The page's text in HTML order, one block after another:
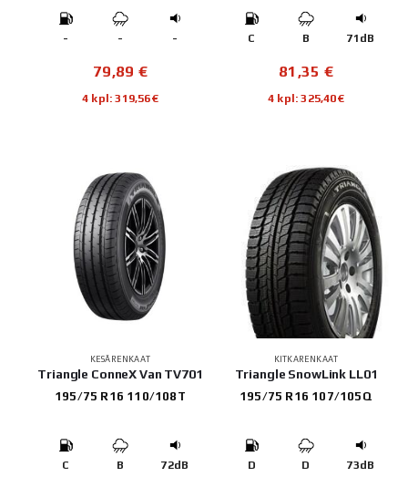
- - -
79,89 €
4 kpl: 319,56€
C B 71dB
81,35 €
4 kpl: 325,40€
KESÄRENKAAT
Triangle ConneX Van TV701
195/75 R16 110/108T
C B 72dB
KITKARENKAAT
Triangle SnowLink LL01
195/75 R16 107/105Q
D D 73dB